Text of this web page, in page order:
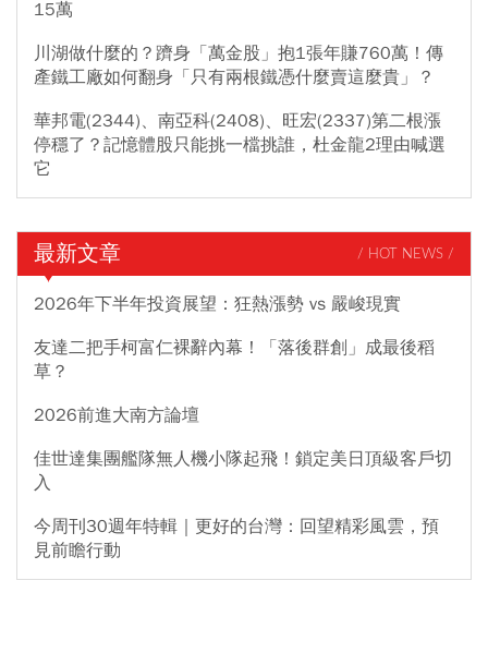
15萬
川湖做什麼的？躋身「萬金股」抱1張年賺760萬！傳
產鐵工廠如何翻身「只有兩根鐵憑什麼賣這麼貴」？
華邦電(2344)、南亞科(2408)、旺宏(2337)第二根漲
停穩了？記憶體股只能挑一檔挑誰，杜金龍2理由喊選
它
最新文章 / HOT NEWS /
2026年下半年投資展望：狂熱漲勢 vs 嚴峻現實
友達二把手柯富仁裸辭內幕！「落後群創」成最後稻
草？
2026前進大南方論壇
佳世達集團艦隊無人機小隊起飛！鎖定美日頂級客戶切
入
今周刊30週年特輯｜更好的台灣：回望精彩風雲，預
見前瞻行動